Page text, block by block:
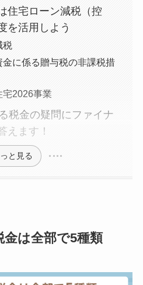
住宅ローン減税（控
を活用しよう
税
に係る贈与税の非課税措
宅2026事業
税金の疑問にファイナ
えます！
と見る
は全部で5種類